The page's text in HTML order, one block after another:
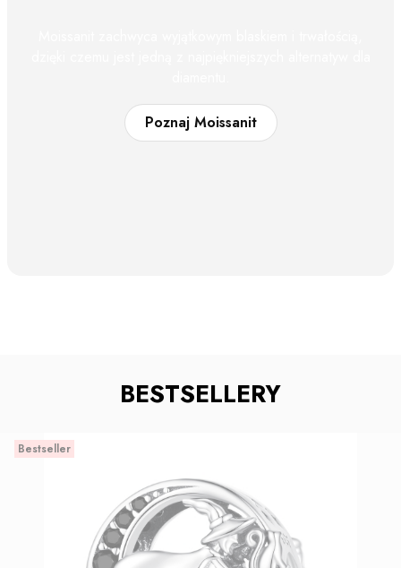
Poznaj Moissanit
BESTSELLERY
Bestseller